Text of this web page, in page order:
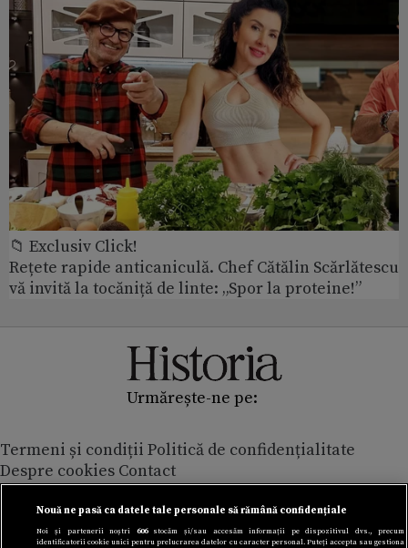
📁 Exclusiv Click!
Rețete rapide anticaniculă. Chef Cătălin Scărlătescu
vă invită la tocăniță de linte: „Spor la proteine!”
Urmărește-ne pe:
Termeni și condiții Politică de confidențialitate
Despre cookies Contact
Modifică preferințe pentru confidențialitate
© Toate drepturile rezervate Adevarul Holding 2026
Nouă ne pasă ca datele tale personale să rămână confidențiale
Noi și partenerii noștri 606stocăm și/sau accesăm informații pe dispozitivul dvs., precum
identificatorii cookie unici pentru prelucrarea datelor cu caracter personal. Puteți accepta sau gestiona